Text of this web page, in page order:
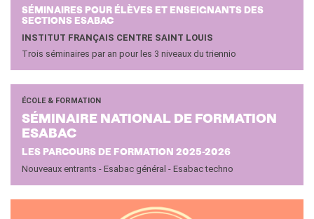
SÉMINAIRES POUR ÉLÈVES ET ENSEIGNANTS DES
SECTIONS ESABAC
INSTITUT FRANÇAIS CENTRE SAINT LOUIS
Trois séminaires par an pour les 3 niveaux du triennio
ÉCOLE & FORMATION
SÉ­MI­NAIRE NA­TIO­NAL DE FOR­MA­TION
ESA­BAC
LES PARCOURS DE FORMATION 2025-2026
Nouveaux entrants - Esabac général - Esabac techno